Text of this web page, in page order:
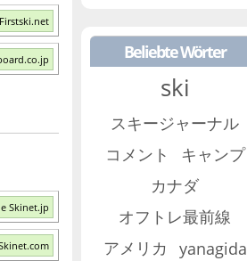
Skinet.jp
Beliebte Wörter
ski
スキージャーナル
コメント
キャンプ
カナダ
オフトレ最前線
アメリカ
yanagida